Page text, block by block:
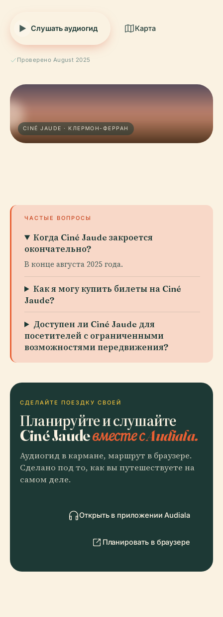
Слушать аудиогид Карта
Проверено August 2025
CINÉ JAUDE · КЛЕРМОН-ФЕРРАН
ЧАСТЫЕ ВОПРОСЫ
Когда Ciné Jaude закроется
окончательно?
В конце августа 2025 года.
Как я могу купить билеты на Ciné
Jaude?
Доступен ли Ciné Jaude для
посетителей с ограниченными
возможностями передвижения?
СДЕЛАЙТЕ ПОЕЗДКУ СВОЕЙ
Планируйте и слушайте
Ciné Jaudeвместе с Audiala.
Аудиогид в кармане, маршрут в браузере.
Сделано под то, как вы путешествуете на
самом деле.
Открыть в приложении Audiala
Планировать в браузере